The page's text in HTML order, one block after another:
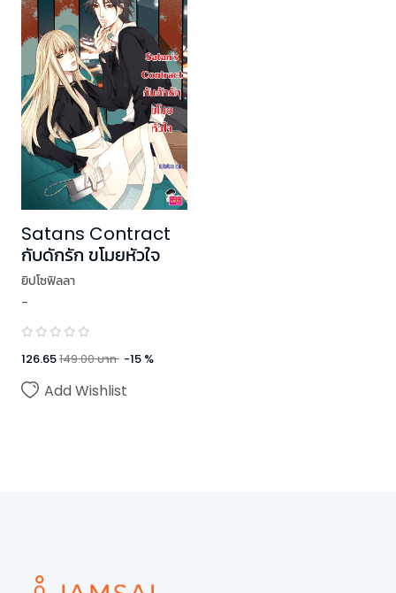
Satans Contract
กับดักรัก ขโมยหัวใจ
ยิปโซฟิลลา
-
126.65149.00บาท -15 %
Add Wishlist